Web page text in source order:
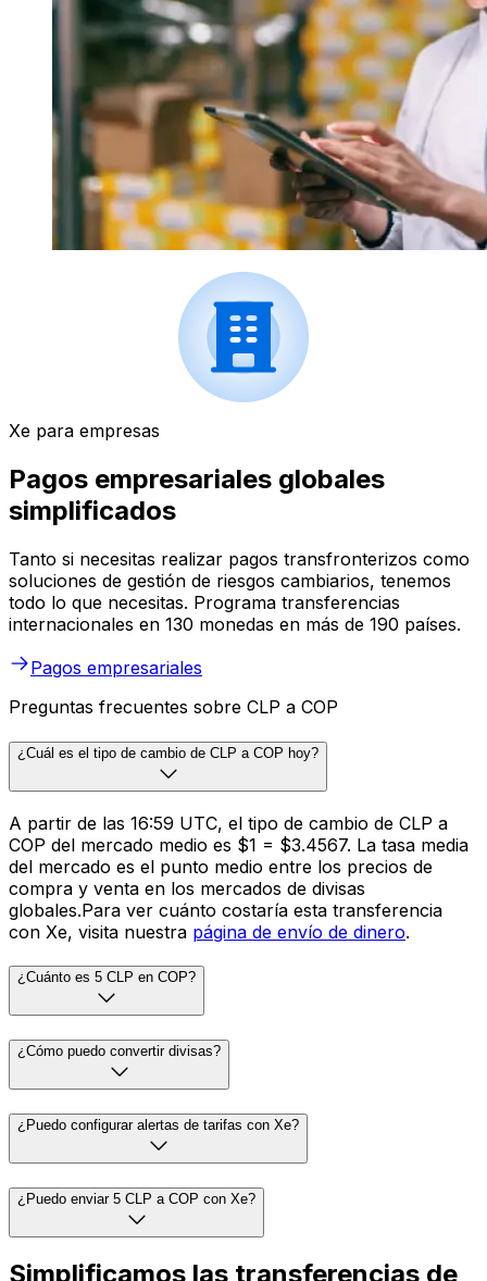
Xe para empresas
Pagos empresariales globales
simplificados
Tanto si necesitas realizar pagos transfronterizos como
soluciones de gestión de riesgos cambiarios, tenemos
todo lo que necesitas. Programa transferencias
internacionales en 130 monedas en más de 190 países.
Pagos empresariales
Preguntas frecuentes sobre CLP a COP
¿Cuál es el tipo de cambio de CLP a COP hoy?
A partir de las 16:59 UTC, el tipo de cambio de CLP a
COP del mercado medio es $1 = $3.4567. La tasa media
del mercado es el punto medio entre los precios de
compra y venta en los mercados de divisas
globales.Para ver cuánto costaría esta transferencia
con Xe, visita nuestra página de envío de dinero.
¿Cuánto es 5 CLP en COP?
¿Cómo puedo convertir divisas?
¿Puedo configurar alertas de tarifas con Xe?
¿Puedo enviar 5 CLP a COP con Xe?
Simplificamos las transferencias de